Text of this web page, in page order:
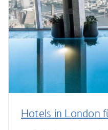
Hotels in London